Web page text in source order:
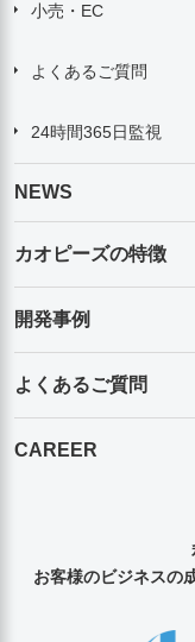
小売・EC
よくあるご質問
24時間365日監視
NEWS
カオピーズの特徴
開発事例
よくあるご質問
CAREER
お客様のビジネスの